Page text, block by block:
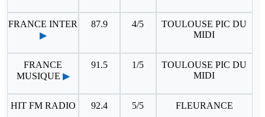
FRANCE INTER
▶
87.9 4/5
TOULOUSE PIC DU
MIDI
FRANCE
MUSIQUE ▶
91.5 1/5
TOULOUSE PIC DU
MIDI
HIT FM RADIO 92.4 5/5 FLEURANCE